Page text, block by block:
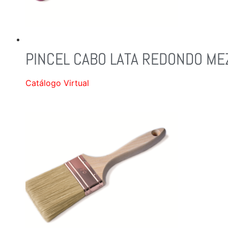
PINCEL CABO LATA REDONDO
Catálogo Virtual